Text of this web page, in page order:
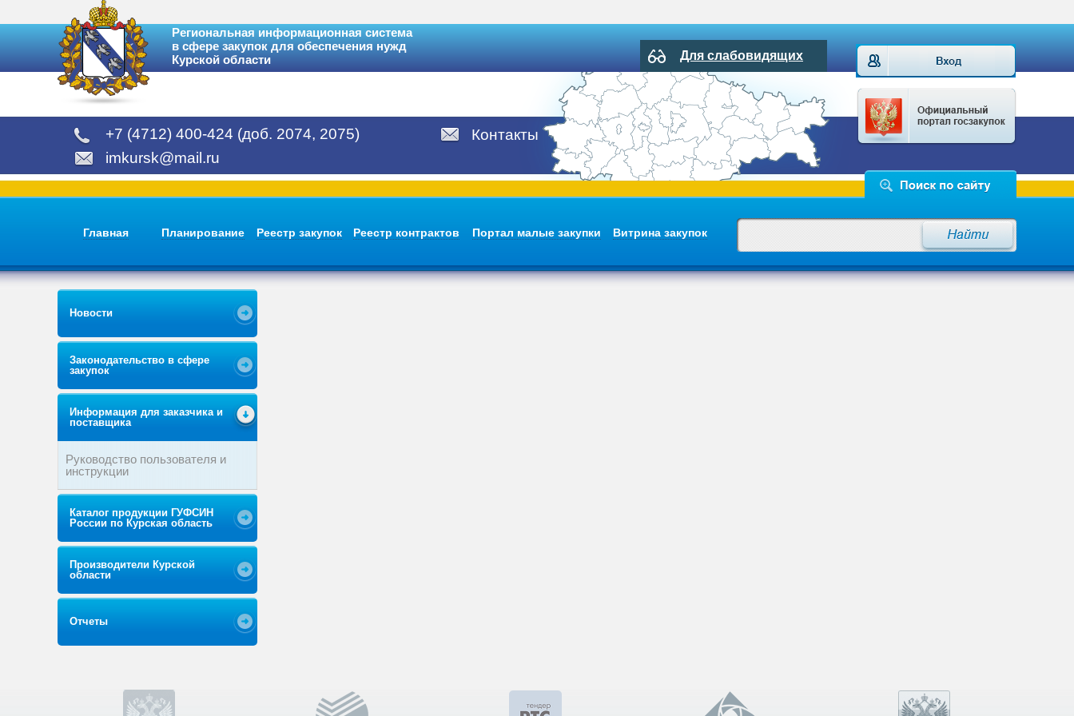
Региональная информационная система
в сфере закупок для обеспечения нужд
Курской области
Для слабовидящих
+7 (4712) 400-424 (доб. 2074, 2075)
imkursk@mail.ru
Контакты
Главная Планирование Реестр закупок Реестр контрактов Портал малые закупки Витрина закупок
Новости
Законодательство в сфере
закупок
Информация для заказчика и
поставщика
Руководство пользователя и
инструкции
Каталог продукции ГУФСИН
России по Курская область
Производители Курской
области
Отчеты